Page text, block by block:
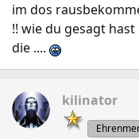
e
r
im dos
!! wie du gesagt
die ....
kilinator